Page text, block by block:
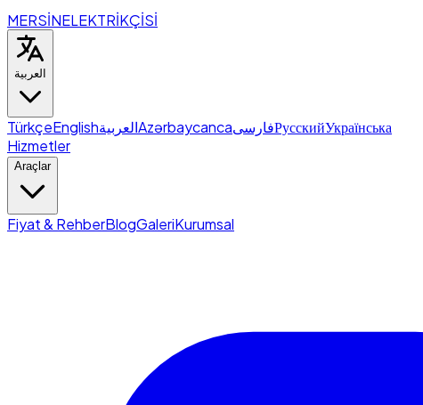
MERSİNELEKTRİKÇİSİ
العربية
TürkçeEnglishالعربيةAzərbaycancaفارسیРусскийУкраїнська
Hizmetler
Araçlar
Fiyat & RehberBlogGaleriKurumsal